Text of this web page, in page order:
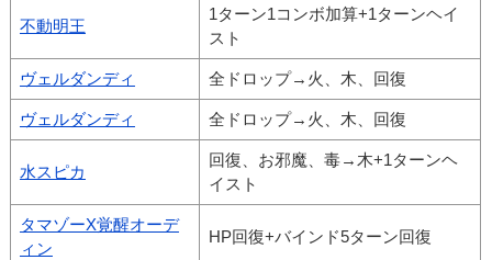
不動明王
1ターン1コンボ加算+1ターンヘイ
スト
ヴェルダンディ 全ドロップ→火、木、回復
ヴェルダンディ 全ドロップ→火、木、回復
水スピカ
回復、お邪魔、毒→木+1ターンヘ
イスト
タマゾーX覚醒オーデ
ィン
HP回復+バインド5ターン回復